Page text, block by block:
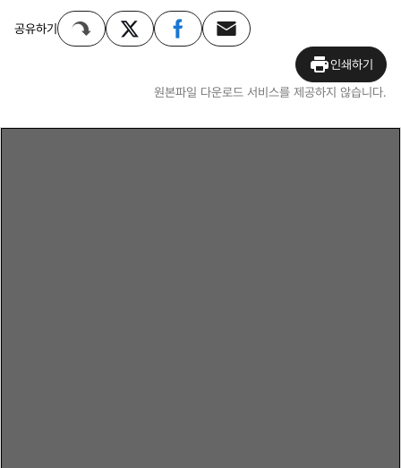
공유하기
인쇄하기
원본파일 다운로드 서비스를 제공하지 않습니다.